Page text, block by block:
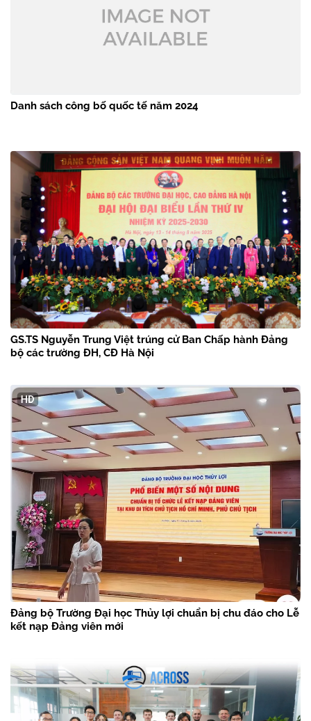
Danh sách công bố quốc tế năm 2024
GS.TS Nguyễn Trung Việt trúng cử Ban Chấp hành Đảng
bộ các trường ĐH, CĐ Hà Nội
Đảng bộ Trường Đại học Thủy lợi chuẩn bị chu đáo cho Lễ
kết nạp Đảng viên mới